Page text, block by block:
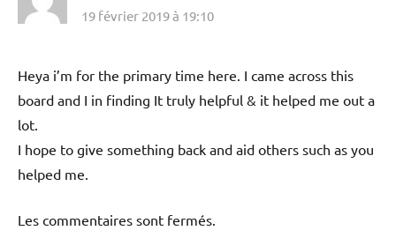
19 février 2019 à 19:10
Heya i’m for the primary time here. I came across this
board and I in finding It truly helpful & it helped me out a
lot.
I hope to give something back and aid others such as you
helped me.
Les commentaires sont fermés.